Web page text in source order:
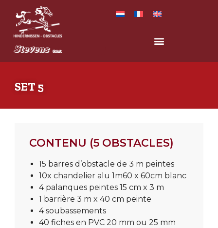
SET 5
CONTENU (5 OBSTACLES)
15 barres d’obstacle de 3 m peintes
10x chandelier alu 1m60 x 60cm blanc
4 palanques peintes 15 cm x 3 m
1 barrière 3 m x 40 cm peinte
4 soubassements
40 fiches en PVC 20 mm ou 25 mm